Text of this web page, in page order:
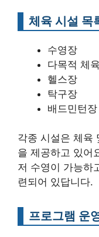
체육 시설 목
수영장
다목적 체
헬스장
탁구장
배드민턴장
각종 시설은 체육
을 제공하고 있어
저 수영이 가능하
련되어 있답니다.
프로그램 운